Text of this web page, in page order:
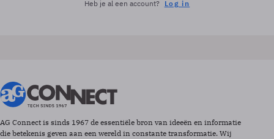
Heb je al een account? Log in
AG Connect is sinds 1967 de essentiële bron van ideeën en informatie
die betekenis geven aan een wereld in constante transformatie. Wij